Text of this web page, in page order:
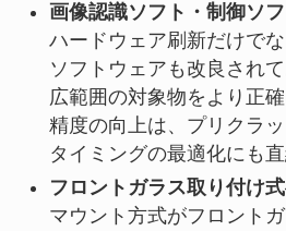
画像認識ソフト・制御ソフ
ハードウェア刷新だけで
ソフトウェアも改良され
広範囲の対象物をより正
精度の向上は、プリクラ
タイミングの最適化にも直
フロントガラス取り付け式
マウント方式がフロント